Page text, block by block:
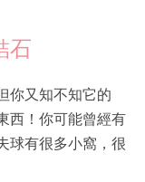
石
你又知不知它的
西！你可能曾經有
球有很多小窩，很